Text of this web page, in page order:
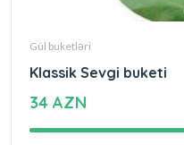
Gül buketləri
Klassik Sevgi buketi
34 AZN